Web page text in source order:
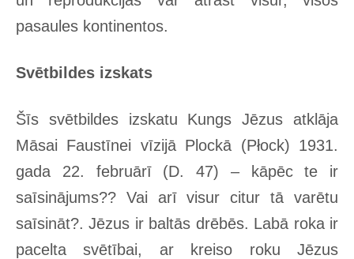
pasaules kontinentos.
Svētbildes izskats
Šīs svētbildes izskatu Kungs Jēzus atklāja
Māsai Faustīnei vīzijā Plockā (Płock) 1931.
gada 22. februārī (D. 47) – kāpēc te ir
saīsinājums?? Vai arī visur citur tā varētu
saīsināt?. Jēzus ir baltās drēbēs. Labā roka ir
pacelta svētībai, ar kreiso roku Jēzus